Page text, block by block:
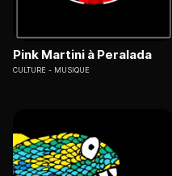
Pink Martini à Peralada
CULTURE MUSIQUE